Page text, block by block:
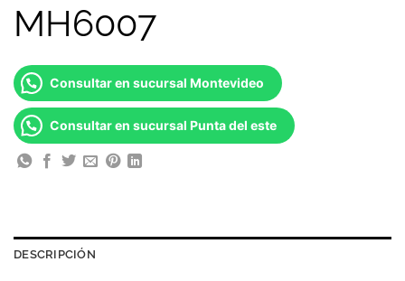
MH6007
Consultar en sucursal Montevideo
Consultar en sucursal Punta del este
DESCRIPCIÓN